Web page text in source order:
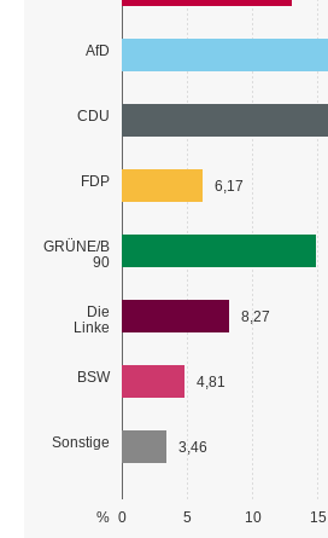
AfD
CDU
FDP
GRÜNE/B
90
Die
Linke
BSW
Sonstige
0 5 10 15
%
6,17
8,27
4,81
3,46